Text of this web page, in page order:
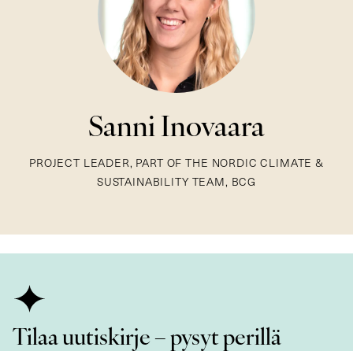
Sanni Inovaara
PROJECT LEADER, PART OF THE NORDIC CLIMATE &
SUSTAINABILITY TEAM, BCG
Tilaa uutiskirje – pysyt perillä